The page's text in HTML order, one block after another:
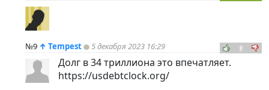
№9 ↑ Tempest 5 декабря 2023 16:29 0
Долг в 34 триллиона это впечатляет.
https://usdebtclock.org/